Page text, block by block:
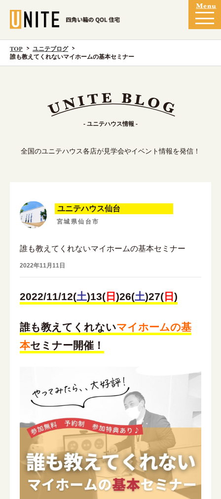
TOP
ユニテブログ
誰も教えてくれないマイホームの基本セミナー
- ユニテハウス情報 -
全国のユニテハウス各店が見学会やイベント情報を発信！
ユニテハウス仙台
宮城県仙台市
誰も教えてくれないマイホームの基本セミナー
2022年11月11日
2022/11/12(土)13( 日 )26(土)27( 日 )
誰も教えてくれないマイホームの基
本セミナー開催！